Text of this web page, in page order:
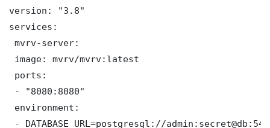
version: "3.8"
services:
mvrv-server:
image: mvrv/mvrv:latest
ports:
- "8080:8080"
environment:
- DATABASE_URL=postgresql://